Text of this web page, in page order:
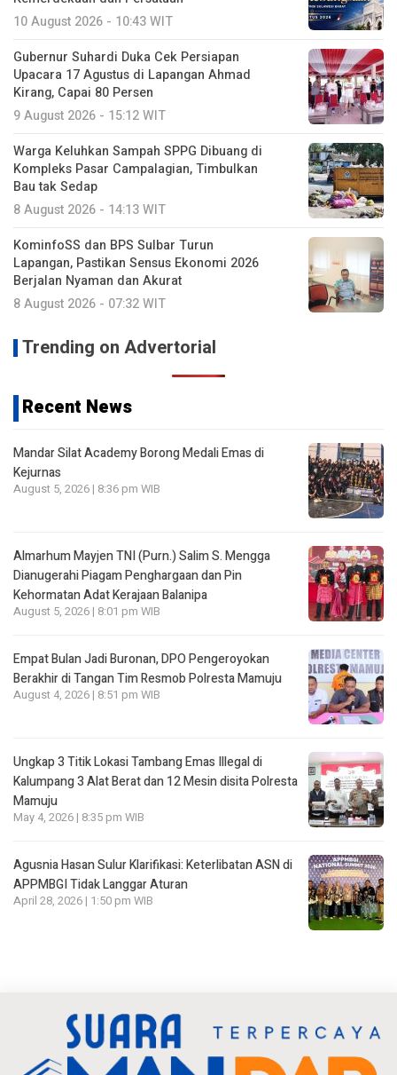
10 August 2026 - 10:43 WIT
Gubernur Suhardi Duka Cek Persiapan
Upacara 17 Agustus di Lapangan Ahmad
Kirang, Capai 80 Persen
9 August 2026 - 15:12 WIT
Warga Keluhkan Sampah SPPG Dibuang di
Kompleks Pasar Campalagian, Timbulkan
Bau tak Sedap
8 August 2026 - 14:13 WIT
KominfoSS dan BPS Sulbar Turun
Lapangan, Pastikan Sensus Ekonomi 2026
Berjalan Nyaman dan Akurat
8 August 2026 - 07:32 WIT
Trending on Advertorial
Recent News
Mandar Silat Academy Borong Medali Emas di
Kejurnas
August 5, 2026 | 8:36 pm WIB
Almarhum Mayjen TNI (Purn.) Salim S. Mengga
Dianugerahi Piagam Penghargaan dan Pin
Kehormatan Adat Kerajaan Balanipa
August 5, 2026 | 8:01 pm WIB
Empat Bulan Jadi Buronan, DPO Pengeroyokan
Berakhir di Tangan Tim Resmob Polresta Mamuju
August 4, 2026 | 8:51 pm WIB
Ungkap 3 Titik Lokasi Tambang Emas Illegal di
Kalumpang 3 Alat Berat dan 12 Mesin disita Polresta
Mamuju
May 4, 2026 | 8:35 pm WIB
Agusnia Hasan Sulur Klarifikasi: Keterlibatan ASN di
APPMBGI Tidak Langgar Aturan
April 28, 2026 | 1:50 pm WIB